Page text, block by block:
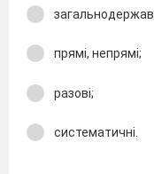
прямі, непрямі;
разові;
систематичні.